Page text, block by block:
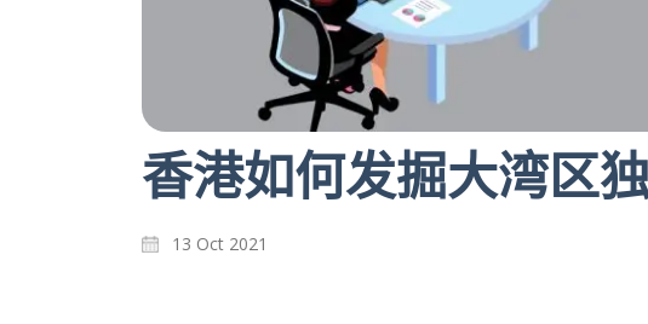
香港如何发掘大湾区
13 Oct 2021